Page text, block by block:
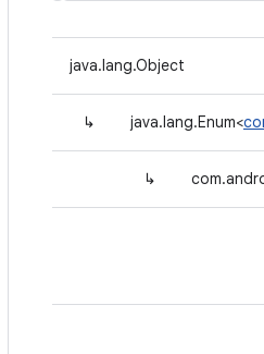
java.lang.Object
↳ java.lang.Enum<
↳